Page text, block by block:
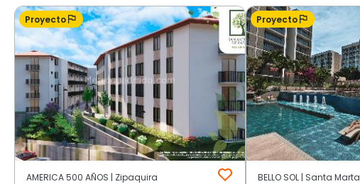
Proyecto
AMERICA 500 AÑOS | Zipaquira
Proyecto
BELLO SOL | Santa Marta